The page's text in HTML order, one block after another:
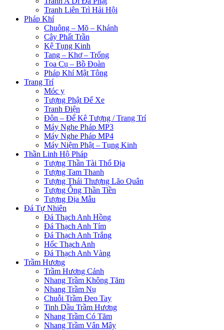
Tranh Liên Trì Hải Hội
Pháp Khí
Chuông – Mõ – Khánh
Cây Phất Trần
Kệ Tụng Kinh
Tang – Khơ – Trống
Tọa Cụ – Bồ Đoàn
Pháp Khí Mật Tông
Trang Trí
Móc y
Tượng Phật Để Xe
Tranh Điện
Đôn – Đế Kê Tượng / Trang Trí
Máy Nghe Pháp MP3
Máy Nghe Pháp MP4
Máy Niệm Phật – Tụng Kinh
Thần Linh Hộ Pháp
Tượng Thần Tài Thổ Địa
Tượng Tam Thanh
Tượng Thái Thượng Lão Quân
Tượng Ông Thần Tiền
Tượng Địa Mẫu
Đá Tự Nhiên
Đá Thạch Anh Hồng
Đá Thạch Anh Tím
Đá Thạch Anh Trắng
Hốc Thạch Anh
Đá Thạch Anh Vàng
Trầm Hương
Trầm Hương Cảnh
Nhang Trầm Không Tăm
Nhang Trầm Nụ
Chuỗi Trầm Đeo Tay
Tinh Dầu Trầm Hương
Nhang Trầm Có Tăm
Nhang Trầm Vân Mây